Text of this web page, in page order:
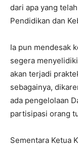
dari apa yang
Pendidikan dan
Ia pun mendesak
segera
akan terjadi
sebagainya,
ada pengelolaan
partisipasi orang
Sementara Ketua